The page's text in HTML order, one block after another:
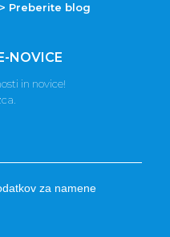
> Preberite blog
NOVICE
in novice!
za namene